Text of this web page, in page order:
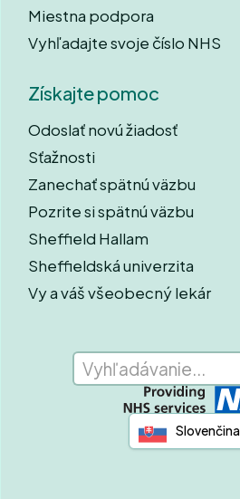
Miestna podpora
Vyhľadajte svoje číslo NHS
Získajte pomoc
Odoslať novú žiadosť
Sťažnosti
Zanechať spätnú väzbu
Pozrite si spätnú väzbu
Sheffield Hallam
Sheffieldská univerzita
Vy a váš všeobecný lekár
Slovenčina